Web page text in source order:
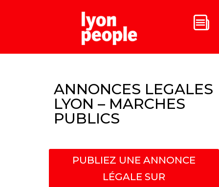
ANNONCES LEGALES
LYON – MARCHES
PUBLICS
PUBLIEZ UNE ANNONCE
LÉGALE SUR